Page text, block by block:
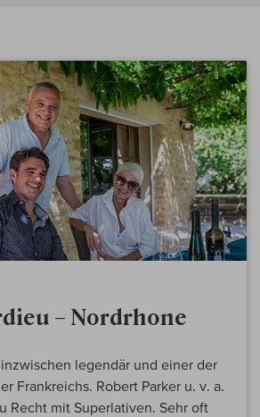
– Nordrhone
legendär und einer der
Frankreichs. Robert Parker u. v. a.
Recht mit Superlativen. Sehr oft